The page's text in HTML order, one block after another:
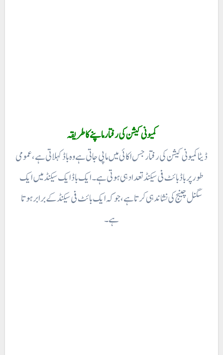
کمیونی کیشن کی رفتار ماپنے کا طریقہ
ڈیٹا کمیونی کیشن کی رفتار جس اکائی میں ماپی جاتی ہے وہ باڈ کہلاتی ہے ، عمومی
طور پر باڈبائٹ فی سیکنڈ تعداد ہی ہوتی ہے۔ ایک باڈ ایک سیکنڈ میں ایک
سگنل چینج کی نشاندہی کرتا ہے، جو کہ ایک بائٹ فی سیکنڈ کے برابر ہوتا
ہے۔